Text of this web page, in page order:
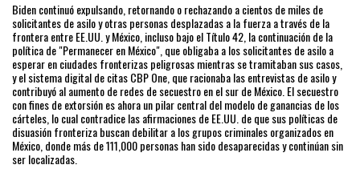
Biden continuó expulsando, retornando o rechazando a cientos de miles de
solicitantes de asilo y otras personas desplazadas a la fuerza a través de la
frontera entre EE.UU. y México, incluso bajo el Título 42, la continuación de la
política de "Permanecer en México", que obligaba a los solicitantes de asilo a
esperar en ciudades fronterizas peligrosas mientras se tramitaban sus casos,
y el sistema digital de citas CBP One, que racionaba las entrevistas de asilo y
contribuyó al aumento de redes de secuestro en el sur de México. El secuestro
con fines de extorsión es ahora un pilar central del modelo de ganancias de los
cárteles, lo cual contradice las afirmaciones de EE.UU. de que sus políticas de
disuasión fronteriza buscan debilitar a los grupos criminales organizados en
México, donde más de 111,000 personas han sido desaparecidas y continúan sin
ser localizadas.